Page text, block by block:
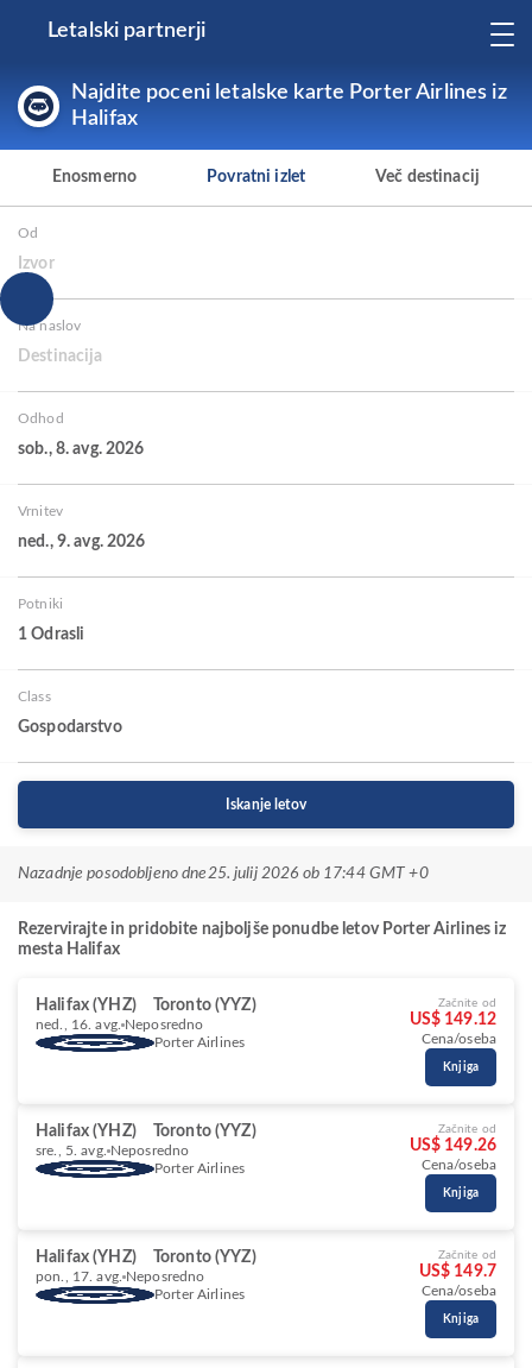
Letalski partnerji
Najdite poceni letalske karte Porter Airlines iz
Halifax
Enosmerno Povratni izlet Več destinacij
Od
Izvor
Na naslov
Destinacija
Odhod
sob., 8. avg. 2026
Vrnitev
ned., 9. avg. 2026
Potniki
1 Odrasli
Class
Gospodarstvo
Iskanje letov
Nazadnje posodobljeno dne25. julij 2026 ob 17:44 GMT +0
Rezervirajte in pridobite najboljše ponudbe letov Porter Airlines iz
mesta Halifax
Halifax (YHZ) Toronto (YYZ)
ned., 16. avg. Neposredno
Porter Airlines
Začnite od
US$ 149.12
Cena/oseba
Knjiga
Halifax (YHZ) Toronto (YYZ)
sre., 5. avg. Neposredno
Porter Airlines
Začnite od
US$ 149.26
Cena/oseba
Knjiga
Halifax (YHZ) Toronto (YYZ)
pon., 17. avg. Neposredno
Porter Airlines
Začnite od
US$ 149.7
Cena/oseba
Knjiga